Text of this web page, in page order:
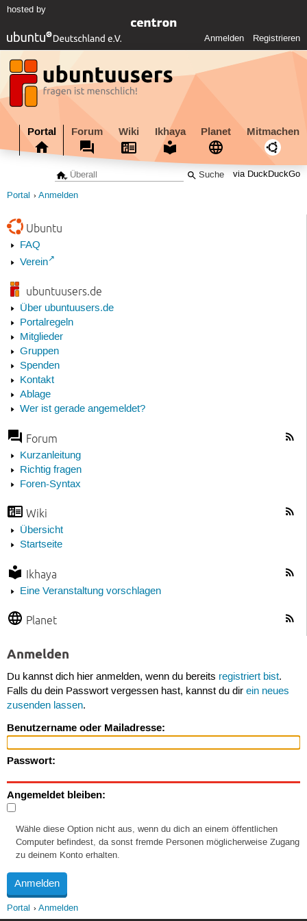
hosted by
Anmelden Registrieren
Portal Forum Wiki Ikhaya Planet Mitmachen
via DuckDuckGo
Portal Anmelden
Ubuntu
FAQ
Verein
ubuntuusers.de
Über ubuntuusers.de
Portalregeln
Mitglieder
Gruppen
Spenden
Kontakt
Ablage
Wer ist gerade angemeldet?
Forum
Kurzanleitung
Richtig fragen
Foren-Syntax
Wiki
Übersicht
Startseite
Ikhaya
Eine Veranstaltung vorschlagen
Planet
Anmelden
Du kannst dich hier anmelden, wenn du bereits registriert bist.
Falls du dein Passwort vergessen hast, kannst du dir ein neues
zusenden lassen.
Benutzername oder Mailadresse:
Passwort:
Angemeldet bleiben:
Wähle diese Option nicht aus, wenn du dich an einem öffentlichen
Computer befindest, da sonst fremde Personen möglicherweise Zugang
zu deinem Konto erhalten.
Portal Anmelden